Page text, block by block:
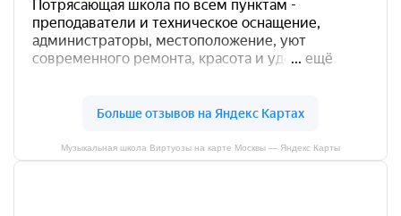
Музыкальная школа Виртуозы на карте Москвы — Яндекс Карты